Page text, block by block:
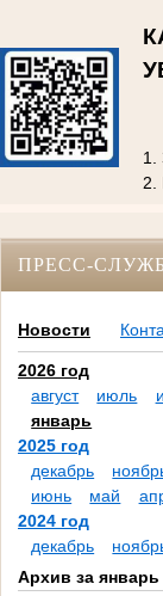
1.
2.
ПРЕСС-
Новости
2026 год
август
июль
январь
2025 год
декабрь
июнь
май
2024 год
декабрь
Архив за январь